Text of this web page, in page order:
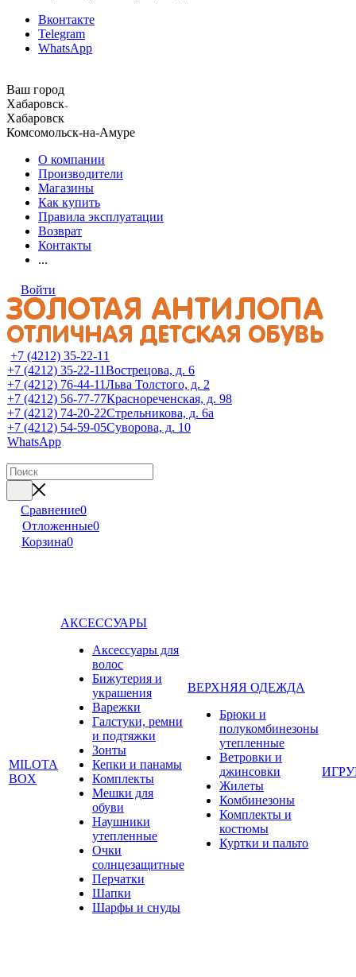
Вконтакте
Telegram
WhatsApp
Ваш город
Хабаровск
Хабаровск
Комсомольск-на-Амуре
О компании
Производители
Магазины
Как купить
Правила эксплуатации
Возврат
Контакты
...
Войти
+7 (4212) 35-22-11
+7 (4212) 35-22-11Вострецова, д. 6
+7 (4212) 76-44-11Льва Толстого, д. 2
+7 (4212) 56-77-77Краснореченская, д. 98
+7 (4212) 74-20-22Стрельникова, д. 6а
+7 (4212) 54-59-05Суворова, д. 10
WhatsApp
Сравнение0
Отложенные0
Корзина0
MILOTA
BOX
АКСЕССУАРЫ
Аксессуары для
волос
Бижутерия и
украшения
Варежки
Галстуки, ремни
и подтяжки
Зонты
Кепки и панамы
Комплекты
Мешки для
обуви
Наушники
утепленные
Очки
солнцезащитные
Перчатки
Шапки
Шарфы и снуды
ВЕРХНЯЯ ОДЕЖДА
Брюки и
полукомбинезоны
утепленные
Ветровки и
джинсовки
Жилеты
Комбинезоны
Комплекты и
костюмы
Куртки и пальто